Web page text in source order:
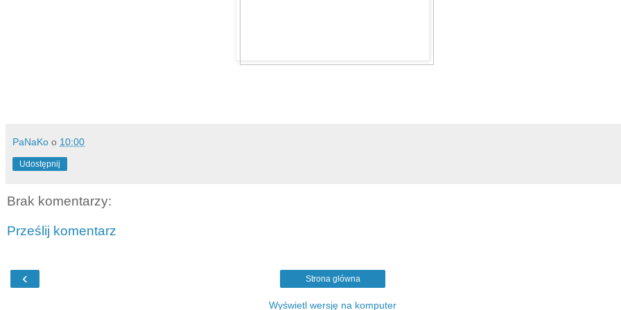
PaNaKo o 10:00
Udostępnij
Brak komentarzy:
Prześlij komentarz
‹ Strona główna
Wyświetl wersję na komputer